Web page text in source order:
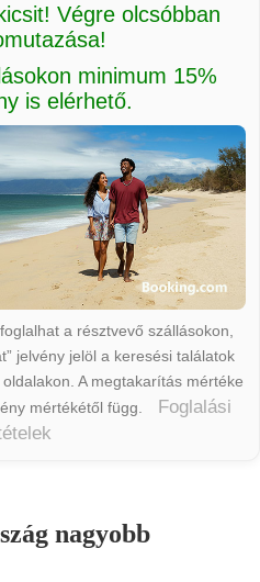
Végre olcsóbban
minimum 15%
is elérhető.
a résztvevő szállásokon,
jelvény jelöl a keresési találatok
A megtakarítás mértéke
mértékétől függ.
Foglalási
nagyobb